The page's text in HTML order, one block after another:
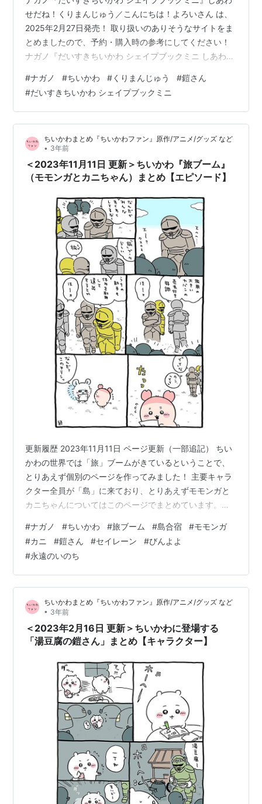
せだね！くりまんじゅう／こんにちは！よろいさん は、
2025年2月27日発売！ 取り扱いのありそうなサイトをま
とめましたので、予約・購入時の参考にしてください！
ナガノ『だいすきちいかわ シェイプブックミニ しあわせ
イプブックミニ こんにちは！よろいさん』 ナガノ『だい
すきちいかわ シェイプブックミニ しあわせだね！くりま
んじゅう』 上記は、Amazonの販売ページのリンクです
価格 ：990円（税込） 発売日 ：2025年2月27日 出版社
：講談社 商品コード：978406538155…
#ナガノ #ちいかわ #くりまんじゅう #鎧さん
#だいすきちいかわ シェイプブックミニ
ちいかわまとめ『ちいかわファン』原作/アニメ/グッズ など
• 3年前
＜2023年11月11日 更新＞ちいかわ『旅ブーム』
（モモンガとカニちゃん）まとめ【エピソード】
更新履歴 2023年11月11日 ページ更新（一部追記） ちい
かわの世界では「旅」ブームがきているということで、
とりあえず個別のページを作ってみました！ 主要キャラ
クター全員が「島」に来ており、とりあえずモモンガと
カニちゃんについてはこのページでまとめています。ち
を変更するかもしれません） 「旅」ブームらしい 船🦢
はっさんでやる 立入禁止🪧 オ～おそろしッ うんまいも
のが食べたいんだよォーッ ポイ さらわれ…ちゃった…!!?
のどをあまったるくしたいんだよォーッ あっちに… びん
よよ 人魚 お説教 これあげるからやめな ※基本的に「見出
し」は…
#ナガノ #ちいかわ #旅ブーム #島合宿 #モモンガ
#カニ #鎧さん #セイレーン #びんよよ
#永遠のいのち
ちいかわまとめ『ちいかわファン』原作/アニメ/グッズ など
• 3年前
＜2023年2月16日 更新＞ちいかわに登場する
「湯豆腐の鎧さん」まとめ【キャラクター】